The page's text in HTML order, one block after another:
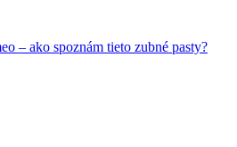
– ako spoznám tieto zubné pasty?